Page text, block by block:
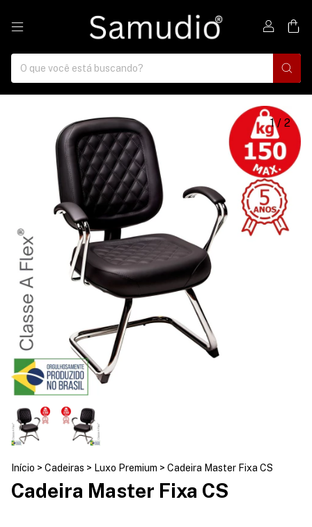
1/ 2
Início > Cadeiras > Luxo Premium > Cadeira Master Fixa CS
Cadeira Master Fixa CS